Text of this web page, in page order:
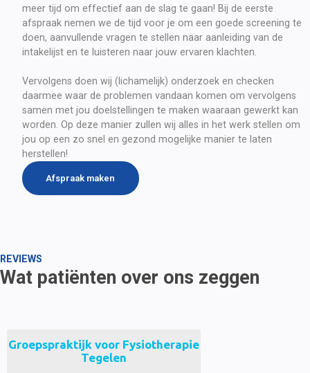
meer tijd om effectief aan de slag te gaan! Bij de eerste
afspraak nemen we de tijd voor je om een goede screening te
doen, aanvullende vragen te stellen naar aanleiding van de
intakelijst en te luisteren naar jouw ervaren klachten.
Vervolgens doen wij (lichamelijk) onderzoek en checken
daarmee waar de problemen vandaan komen om vervolgens
samen met jou doelstellingen te maken waaraan gewerkt kan
worden. Op deze manier zullen wij alles in het werk stellen om
jou op een zo snel en gezond mogelijke manier te laten
herstellen!
Afspraak maken
REVIEWS
Wat patiënten over ons zeggen